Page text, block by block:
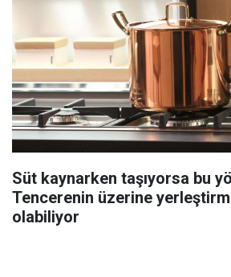
Süt kaynarken taşıyorsa bu
Tencerenin üzerine
olabiliyor